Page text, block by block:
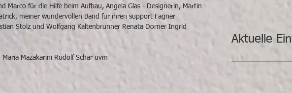
Marco für die Hilfe beim Aufbau, Angela Glas - Designerin, Martin
meiner wundervollen Band für ihren support Fagner
Stolz und Wolfgang Kaltenbrunner Renata Dorner Ingrid
Maria Mazakarini Rudolf Schar uvm
Aktuelle